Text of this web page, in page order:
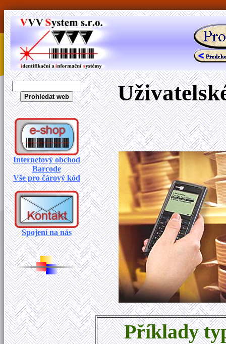
Internetový obchod
Barcode
Vše pro čárový kód
Spojení na nás
Příklady